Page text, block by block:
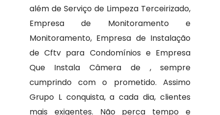
além de Serviço de Limpeza Terceirizado,
Empresa de Monitoramento e
Monitoramento, Empresa de Instalação
de Cftv para Condomínios e Empresa
Que Instala Câmera de , sempre
cumprindo com o prometido. Assimo
Grupo L conquista, a cada dia, clientes
mais exigentes. Não perca tempo e